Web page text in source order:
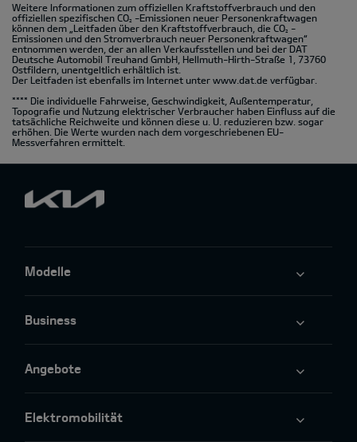
Weitere Informationen zum offiziellen Kraftstoffverbrauch und den
offiziellen spezifischen CO2
-Emissionen neuer Personenkraftwagen
können dem „Leitfaden über den Kraftstoffverbrauch, die CO2
-
Emissionen und den Stromverbrauch neuer Personenkraftwagen“
entnommen werden, der an allen Verkaufsstellen und bei der DAT
Deutsche Automobil Treuhand GmbH, Hellmuth-Hirth-Straße 1, 73760
Ostfildern, unentgeltlich erhältlich ist.
Der Leitfaden ist ebenfalls im Internet unter www.dat.de verfügbar.
**** Die individuelle Fahrweise, Geschwindigkeit, Außentemperatur,
Topografie und Nutzung elektrischer Verbraucher haben Einfluss auf die
tatsächliche Reichweite und können diese u. U. reduzieren bzw. sogar
erhöhen. Die Werte wurden nach dem vorgeschriebenen EU-
Messverfahren ermittelt.
Modelle
Business
Angebote
Elektromobilität